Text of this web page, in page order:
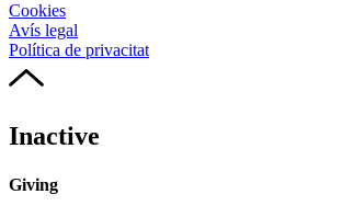
Cookies
Avís legal
Política de privacitat
Inactive
Giving